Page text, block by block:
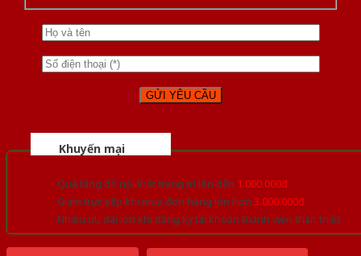
Khuyến mại
Quà tặng đồ nội thất trang trí lên đến 1.000.000đ
Giảm trực tiếp khi mua đơn hàng lớn hơn 3.000.000đ
Nhiều ưu đãi lớn khi đăng ký tài khoản thành viên thân thiết